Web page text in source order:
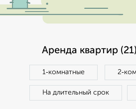
Аренда квартир (21)
1‑комнатные
На длительный срок